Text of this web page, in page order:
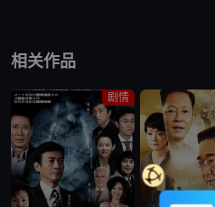
剧，让我们再回顾一下那个时代，
相关作品
剧情